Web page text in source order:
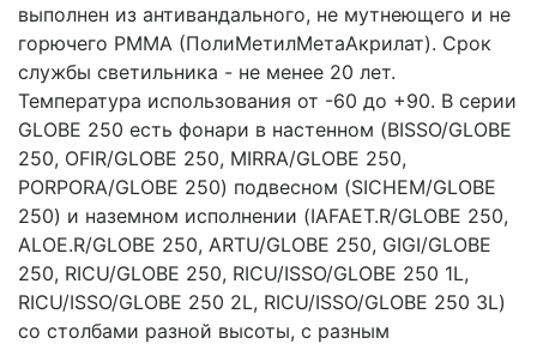
выполнен из антивандального, не мутнеющего и не
горючего PMMA (ПолиМетилМетаАкрилат). Срок
службы светильника - не менее 20 лет.
Температура использования от -60 до +90. В серии
GLOBE 250 есть фонари в настенном (BISSO/GLOBE
250, OFIR/GLOBE 250, MIRRA/GLOBE 250,
PORPORA/GLOBE 250) подвесном (SICHEM/GLOBE
250) и наземном исполнении (IAFAET.R/GLOBE 250,
ALOE.R/GLOBE 250, ARTU/GLOBE 250, GIGI/GLOBE
250, RICU/GLOBE 250, RICU/ISSO/GLOBE 250 1L,
RICU/ISSO/GLOBE 250 2L, RICU/ISSO/GLOBE 250 3L)
со столбами разной высоты, с разным